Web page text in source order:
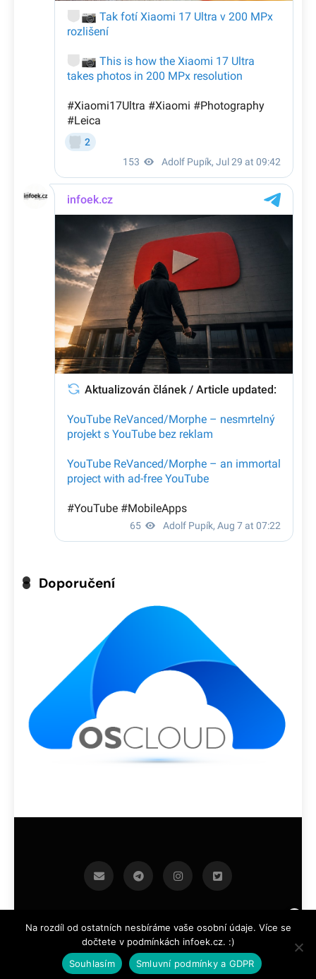
Doporučení
infoek.cz 2026.Developed By BlazeThemes .
Na rozdíl od ostatních nesbíráme vaše osobní údaje. Více se
dočtete v podmínkách infoek.cz. :)
Souhlasím
Smluvní podmínky a GDPR